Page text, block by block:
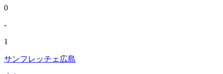
0
-
1
サンフレッチェ広島